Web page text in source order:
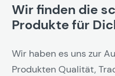
Wir finden die
Produkte für
Wir haben es uns zur
Produkten Qualität,